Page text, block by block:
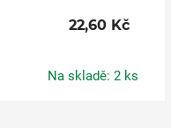
22,60 Kč
Na skladě: 2 ks